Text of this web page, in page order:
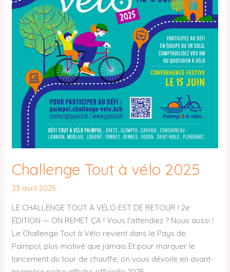
Challenge Tout à vélo 2025
23 avril 2025
LE CHALLENGE TOUT À VÉLO EST DE RETOUR ! 2e
ÉDITION — ON REMET ÇA ! Vous l’attendiez ? Nous aussi !
Le Challenge Tout à Vélo revient dans le Pays de
Paimpol, plus motivé que jamais Et pour marquer le
lancement du tour de chauffe, on vous dévoile en avant-